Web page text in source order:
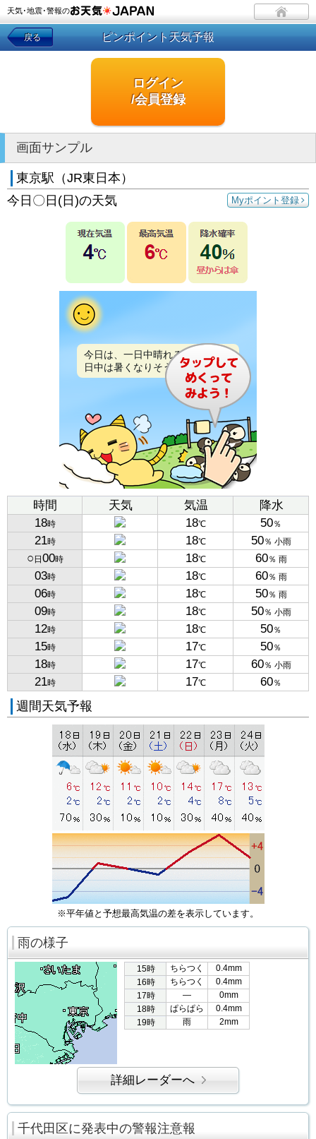
天気･地震･警報の
戻る ピンポイント天気予報
ログイン
/会員登録
画面サンプル
東京駅（JR東日本）
Myポイント登録
今日〇日(日)の天気
今日は、一日中晴れるでしょう。
日中は暑くなりそうです。
時間 天気 気温
降水
18時 18℃ 50％
21時 18℃ 50％ 小雨
○ 日 00時 18℃ 60％ 雨
03時 18℃ 60％ 雨
06時 18℃ 50％ 雨
09時 18℃ 50％ 小雨
12時 18℃ 50％
15時 17℃ 50％
18時 17℃ 60％ 小雨
21時 17℃ 60％
週間天気予報
※平年値と予想最高気温の差を表示しています。
雨の様子
15時 ちらつく
0.4mm
16時
ちらつく
0.4mm
17時
―
0mm
18時
ぱらぱら
0.4mm
19時
雨 2mm
詳細レーダーへ
千代田区に発表中の警報注意報